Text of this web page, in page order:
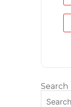
Search